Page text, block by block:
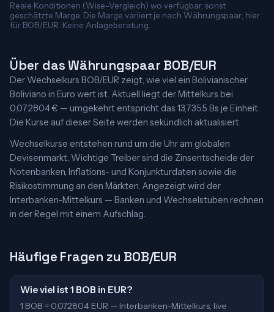
Reale Konditionen (Wise-Vergleich) wo verfügbar, sonst
geschätzte Marge. Die Marge variiert je nach Währungspaar; hier
für BOB/EUR. Keine Anlageberatung.
Über das Währungspaar BOB/EUR
Der Wechselkurs BOB/EUR zeigt, wie viel ein Bolivianischer
Boliviano in Euro wert ist. Aktuell liegt der Mittelkurs bei
0,072804 € — umgekehrt entspricht das 13,7355 Bs je Einheit.
Die Kurse auf dieser Seite werden sekündlich aktualisiert.
Wechselkurse entstehen rund um die Uhr am globalen
Devisenmarkt. Wichtige Treiber sind die Zinsentscheide der
Notenbanken, Inflations- und Konjunkturdaten sowie die
Risikostimmung an den Märkten. Angezeigt wird der
Interbanken-Mittelkurs — Banken und Wechselstuben rechnen
in der Regel mit einem Aufschlag.
Häufige Fragen zu BOB/EUR
Wie viel ist 1 BOB in EUR?
1 BOB = 0,072804 EUR — Interbanken-Mittelkurs, live